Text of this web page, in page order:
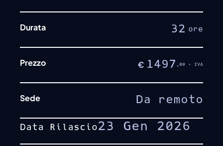
Durata 32 ore
Prezzo € 1497 ,00 + IVA
Sede Da remoto
Data Rilascio23 Gen 2026